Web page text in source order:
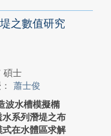
之數值研究
士
蕭士俊
波水槽模擬橢
系列潛堤之布
在水體區求解